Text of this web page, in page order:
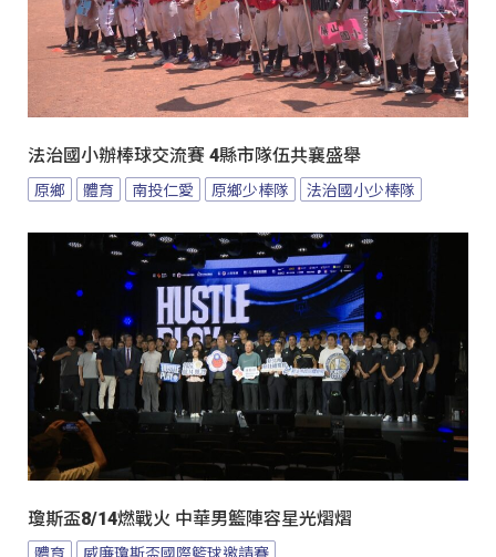
法治國小辦棒球交流賽 4縣市隊伍共襄盛舉
原鄉 體育 南投仁愛 原鄉少棒隊 法治國小少棒隊
瓊斯盃8/14燃戰火 中華男籃陣容星光熠熠